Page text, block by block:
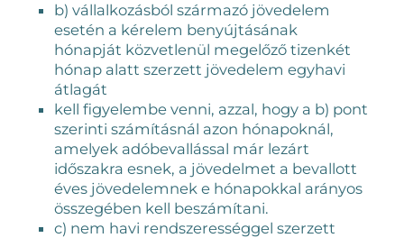
b) vállalkozásból származó jövedelem
esetén a kérelem benyújtásának
hónapját közvetlenül megelőző tizenkét
hónap alatt szerzett jövedelem egyhavi
átlagát
kell figyelembe venni, azzal, hogy a b) pont
szerinti számításnál azon hónapoknál,
amelyek adóbevallással már lezárt
időszakra esnek, a jövedelmet a bevallott
éves jövedelemnek e hónapokkal arányos
összegében kell beszámítani.
c) nem havi rendszerességgel szerzett